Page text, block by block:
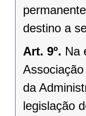
destino a
Art. 9º. Na
da
legislação